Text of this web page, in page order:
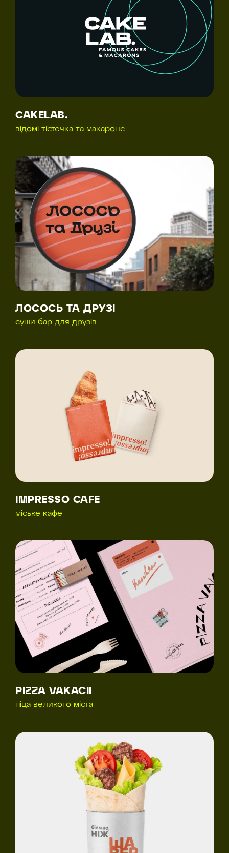
CAKELAB.
відомі тістечка та макаронс
ЛОСОСЬ ТА ДРУЗІ
суши бар для друзів
IMPRESSO CAFE
міське кафе
PIZZA VAKACII
піца великого міста